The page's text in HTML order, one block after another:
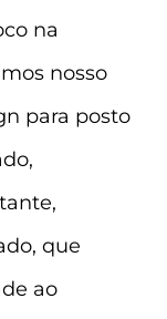
na
nosso
para posto
que
ao